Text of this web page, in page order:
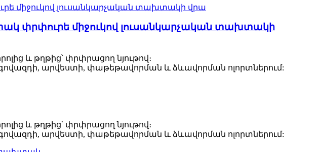
փրփուրե միջուկով լուսանկարչական տախտակի
և թղթից՝ փրփրացող նյութով։
արվեստի, փաթեթավորման և ձևավորման ոլորտներում:
և թղթից՝ փրփրացող նյութով։
արվեստի, փաթեթավորման և ձևավորման ոլորտներում: